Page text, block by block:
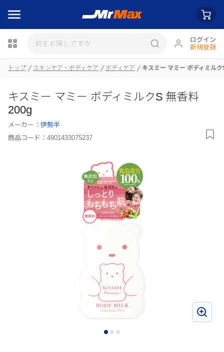
ログイン
新規登録
トップ スキンケア・ボディケア ボディケア キスミー マミー ボディミル
キスミー マミー ボディミルクS 無香料
200g
メーカー： 伊勢半
商品コード： 4901433075237